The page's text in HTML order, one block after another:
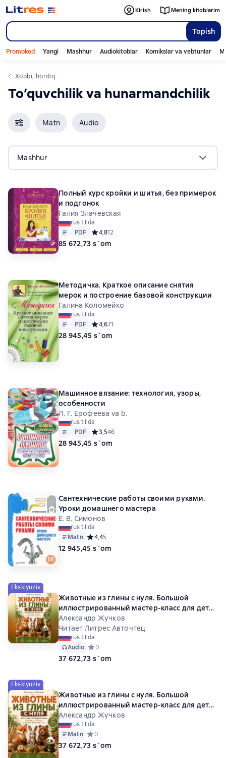
Topish
Kirish Mening kitoblarim
Promokod Yangi Mashhur Audiokitoblar Komikslar va vebtunlar
xobbi, hordiq
to‘quvchilik va hunarmandchilik
Matn Audio
Mashhur
Полный курс кройки и шитья, без примерок
и подгонок
Галия Злачевская
rus tilida
Matn
PDF
PDF Средний рейтинг 4,8 на основе 12 оценок
4,812
85 672,73 s`om
Методичка. Краткое описание снятия
мерок и построение базовой конструкции
Галина Коломейко
rus tilida
Matn
PDF
PDF Средний рейтинг 4,6 на основе 71 оценок
4,671
28 945,45 s`om
Машинное вязание: технология, узоры,
особенности
Л. Г. Ерофеева va b.
rus tilida
Matn
PDF
PDF Средний рейтинг 3,5 на основе 46 оценок
3,546
28 945,45 s`om
Сантехнические работы своими руками.
Уроки домашнего мастера
Е. В. Симонов
rus tilida
Matn Средний рейтинг 4,4 на основе 5 оценок
4,45
12 945,45 s`om
Eksklyuziv
Животные из глины с нуля. Большой
иллюстрированный мастер-класс для детей
и взрослых
Александр Жучков
Читает Литрес Авточтец
rus tilida
Audio Средний рейтинг 0 на основе 0 оценок
0
37 672,73 s`om
Eksklyuziv
Животные из глины с нуля. Большой
иллюстрированный мастер-класс для детей
и взрослых
Александр Жучков
rus tilida
Matn Средний рейтинг 0 на основе 0 оценок
0
37 672,73 s`om